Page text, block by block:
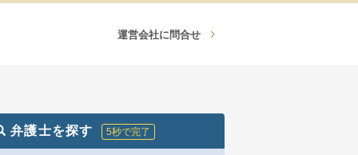
運営会社に問合せ
弁護士を探す 5秒で完了